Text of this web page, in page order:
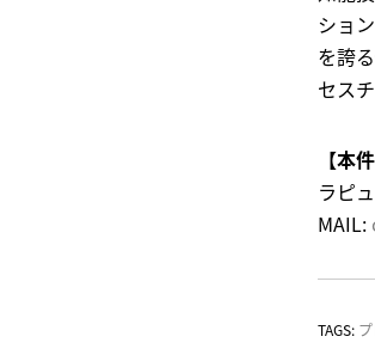
ショ
を誇
セス
【本
ラピ
MAIL:
TAGS: